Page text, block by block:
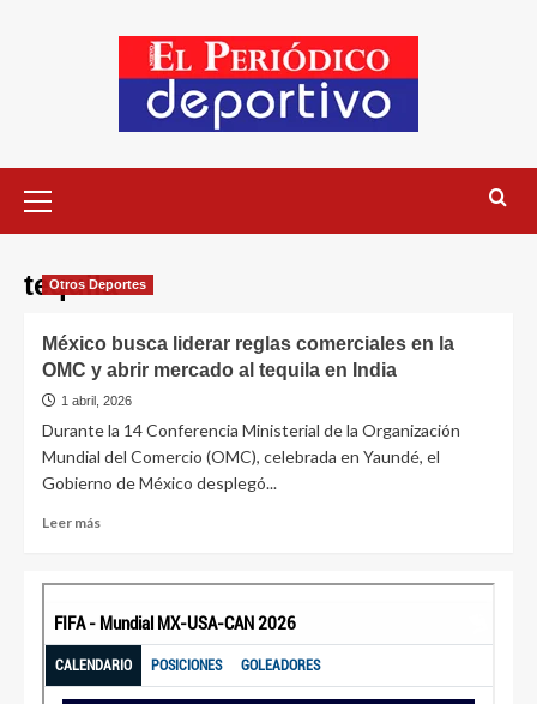
tequila
Otros Deportes
México busca liderar reglas comerciales en la
OMC y abrir mercado al tequila en India
1 abril, 2026
Durante la 14 Conferencia Ministerial de la Organización
Mundial del Comercio (OMC), celebrada en Yaundé, el
Gobierno de México desplegó...
Leer más